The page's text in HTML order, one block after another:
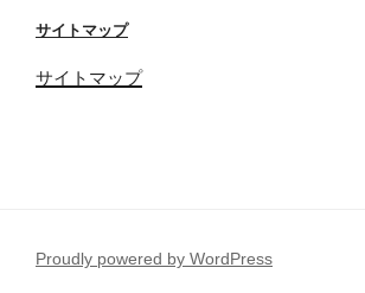
サイトマップ
サイトマップ
Proudly powered by WordPress